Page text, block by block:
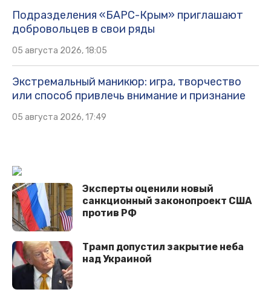
Подразделения «БАРС-Крым» приглашают
добровольцев в свои ряды
05 августа 2026, 18:05
Экстремальный маникюр: игра, творчество
или способ привлечь внимание и признание
05 августа 2026, 17:49
Эксперты оценили новый
санкционный законопроект США
против РФ
Трамп допустил закрытие неба
над Украиной